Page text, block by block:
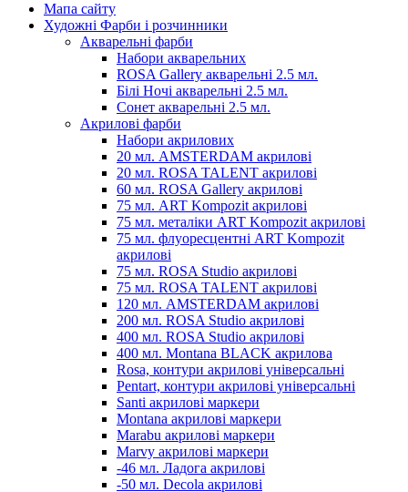
Мапа сайту
Художні Фарби і розчинники
Акварельні фарби
Набори акварельних
ROSA Gallery акварельні 2.5 мл.
Білі Ночі акварельні 2.5 мл.
Сонет акварельні 2.5 мл.
Акрилові фарби
Набори акрилових
20 мл. AMSTERDAM акрилові
20 мл. ROSA TALENT акрилові
60 мл. ROSA Gallery акрилові
75 мл. ART Kompozit акрилові
75 мл. металіки ART Kompozit акрилові
75 мл. флуоресцентні ART Kompozit
акрилові
75 мл. ROSA Studio акрилові
75 мл. ROSA TALENT акрилові
120 мл. AMSTERDAM акрилові
200 мл. ROSA Studio акрилові
400 мл. ROSA Studio акрилові
400 мл. Montana BLACK акрилова
Rosa, контури акрилові універсальні
Pentart, контури акрилові універсальні
Santi акрилові маркери
Montana акрилові маркери
Marabu акрилові маркери
Marvy акрилові маркери
-46 мл. Ладога акрилові
-50 мл. Decola акрилові